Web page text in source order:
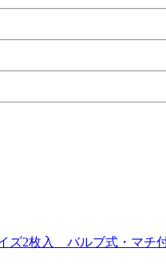
2枚入 バルブ式・マ